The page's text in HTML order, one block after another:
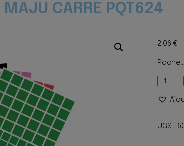
CARRE PQT624
2.06 €
quantité
MAJU
UGS :